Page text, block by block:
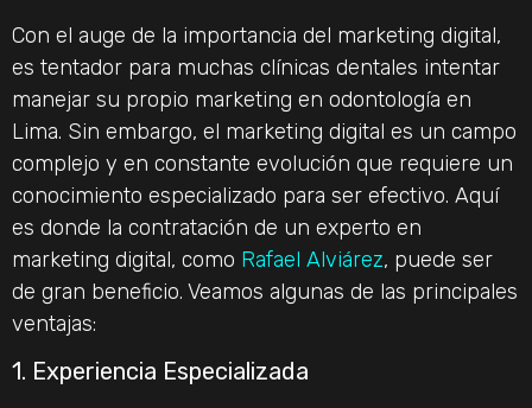
Con el auge de la importancia del marketing digital,
es tentador para muchas clínicas dentales intentar
manejar su propio marketing en odontología en
Lima. Sin embargo, el marketing digital es un campo
complejo y en constante evolución que requiere un
conocimiento especializado para ser efectivo. Aquí
es donde la contratación de un experto en
marketing digital, como Rafael Alviárez, puede ser
de gran beneficio. Veamos algunas de las principales
ventajas:
1. Experiencia Especializada